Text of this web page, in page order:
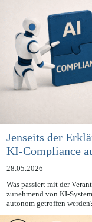
Jenseits der
KI-Compliance
28.05.2026
Was passiert mit der
zunehmend von KI-
autonom getroffen